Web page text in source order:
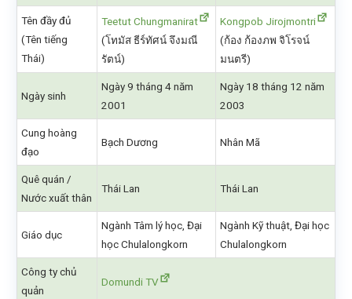
Tên đầy đủ
(Tên tiếng
Thái)
Teetut Chungmanirat
(โทมัส ธีร์ทัศน์ จึงมณี
รัตน์)
Kongpob Jirojmontri
(ก้อง ก้องภพ จิโรจน์
มนตรี)
Ngày sinh
Ngày 9 tháng 4 năm
2001
Ngày 18 tháng 12 năm
2003
Cung hoàng
đạo
Bạch Dương Nhân Mã
Quê quán /
Nước xuất thân
Thái Lan Thái Lan
Giáo dục
Ngành Tâm lý học, Đại
học Chulalongkorn
Ngành Kỹ thuật, Đại học
Chulalongkorn
Công ty chủ
quản
Domundi TV